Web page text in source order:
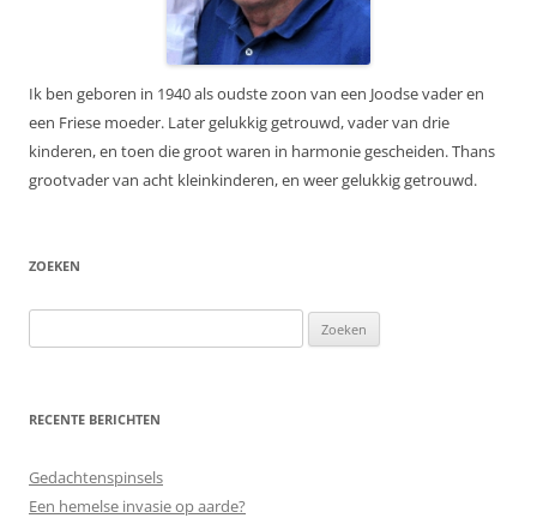
Ik ben geboren in 1940 als oudste zoon van een Joodse vader en
een Friese moeder. Later gelukkig getrouwd, vader van drie
kinderen, en toen die groot waren in harmonie gescheiden. Thans
grootvader van acht kleinkinderen, en weer gelukkig getrouwd.
ZOEKEN
naar:
RECENTE BERICHTEN
Gedachtenspinsels
Een hemelse invasie op aarde?